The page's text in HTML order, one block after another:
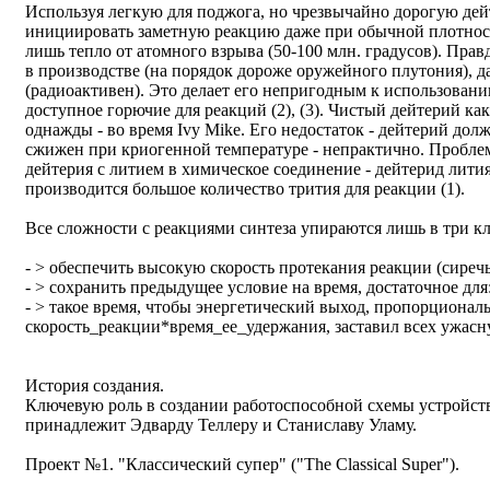
Используя легкую для поджога, но чрезвычайно дорогую
инициировать заметную реакцию даже при обычной
лишь тепло от атомного взрыва (50-100 млн. градусов).
в производстве (на порядок дороже оружейного плутония),
(радиоактивен). Это делает его непригодным к
доступное горючие для реакций (2), (3). Чистый дейтерий
однажды - во время Ivy Mike. Его недостаток - дейтерий
сжижен при криогенной температуре - непрактично.
дейтерия с литием в химическое соединение - дейтерид
производится большое количество трития для реакции (1).
Все сложности с реакциями синтеза упираются лишь в три
- > обеспечить высокую скорость протекания реакции
- > сохранить предыдущее условие на время, достаточное
- > такое время, чтобы энергетический выход,
скорость_реакции*время_ее_удержания, заставил всех
История создания.
Ключевую роль в создании работоспособной схемы
принадлежит Эдварду Теллеру и Станиславу Уламу.
Проект №1. "Классический супер" ("The Classical Super").